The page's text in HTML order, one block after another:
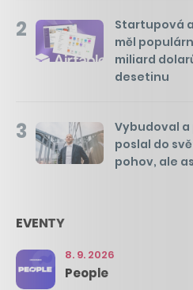
2
Startupová
měl
miliard
desetinu
3
Vybudoval
poslal do
pohov, ale
EVENTY
8. 9. 2026
People